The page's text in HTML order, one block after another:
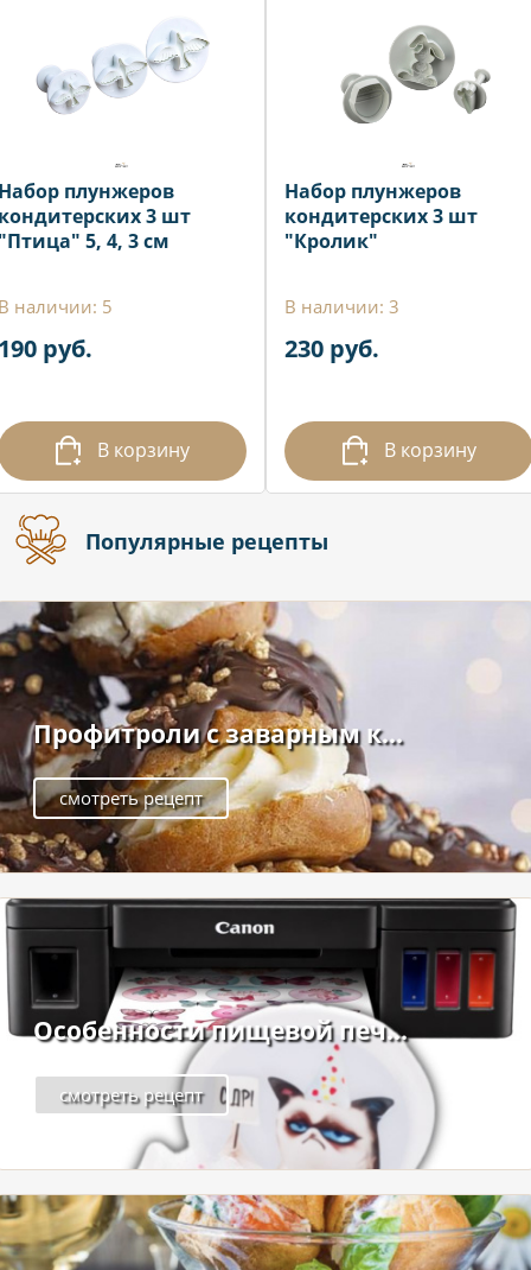
плунжеров
3 шт
5, 4, 3 см
наличии: 5
руб.
В корзину
Набор плунжеров
кондитерских 3 шт
"Кролик"
В наличии: 3
230 руб.
В корзину
Популярные рецепты
Профитроли с заварным к...
смотреть рецепт
Особенности пищевой печ...
смотреть рецепт